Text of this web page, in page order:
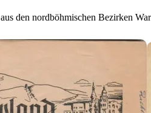
den nordböhmischen Bezirken